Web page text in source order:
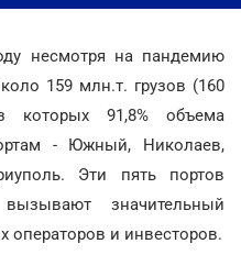
несмотря на пандемию
159 млн.т. грузов (160
91,8% объема
- Южный, Николаев,
Эти пять портов
значительный
операторов и инвесторов.